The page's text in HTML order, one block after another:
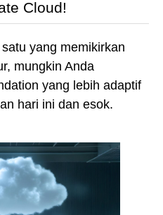
Cloud!
yang memikirkan
mungkin Anda
yang lebih adaptif
hari ini dan esok.